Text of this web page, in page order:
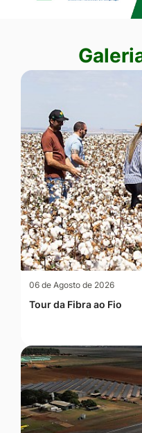
Seção Galeria de
06 de Agosto de 2026
Tour da Fibra ao Fio